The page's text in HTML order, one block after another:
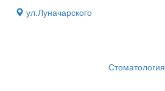
ул.Луначарского
Стоматология